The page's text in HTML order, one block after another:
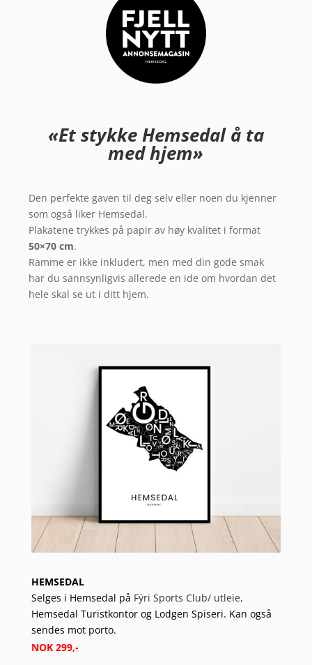
«Et stykke Hemsedal å ta
med hjem»
Den perfekte gaven til deg selv eller noen du kjenner
som også liker Hemsedal.
Plakatene trykkes på papir av høy kvalitet i format
50×70 cm.
Ramme er ikke inkludert, men med din gode smak
har du sannsynligvis allerede en ide om hvordan det
hele skal se ut i ditt hjem.
HEMSEDAL
Selges i Hemsedal på Fýri Sports Club/ utleie,
Hemsedal Turistkontor og Lodgen Spiseri. Kan også
sendes mot porto.
NOK 299,-